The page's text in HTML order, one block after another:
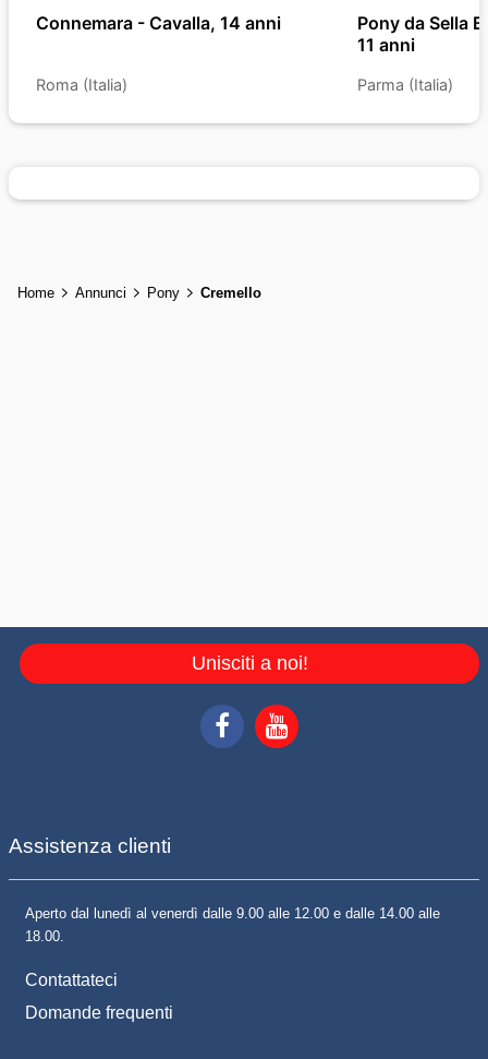
Connemara - Cavalla, 14 anni
Roma (Italia)
Pony da Sella
11 anni
Parma (Italia)
Home Annunci Pony Cremello
Unisciti a noi!
Assistenza clienti
Aperto dal lunedì al venerdì dalle 9.00 alle 12.00 e dalle 14.00 alle
18.00.
Contattateci
Domande frequenti